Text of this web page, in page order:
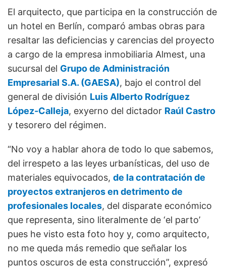
El arquitecto, que participa en la construcción de
un hotel en Berlín, comparó ambas obras para
resaltar las deficiencias y carencias del proyecto
a cargo de la empresa inmobiliaria Almest, una
sucursal del Grupo de Administración
Empresarial S.A. (GAESA), bajo el control del
general de división Luis Alberto Rodríguez
López-Calleja, exyerno del dictador Raúl Castro
y tesorero del régimen.
“No voy a hablar ahora de todo lo que sabemos,
del irrespeto a las leyes urbanísticas, del uso de
materiales equivocados, de la contratación de
proyectos extranjeros en detrimento de
profesionales locales, del disparate económico
que representa, sino literalmente de ‘el parto’
pues he visto esta foto hoy y, como arquitecto,
no me queda más remedio que señalar los
puntos oscuros de esta construcción”, expresó